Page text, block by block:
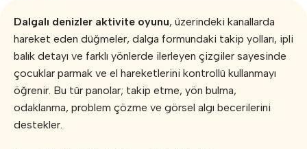
Dalgalı denizler aktivite oyunu, üzerindeki kanallarda
hareket eden düğmeler, dalga formundaki takip yolları, ipli
balık detayı ve farklı yönlerde ilerleyen çizgiler sayesinde
çocuklar parmak ve el hareketlerini kontrollü kullanmayı
öğrenir. Bu tür panolar; takip etme, yön bulma,
odaklanma, problem çözme ve görsel algı becerilerini
destekler.